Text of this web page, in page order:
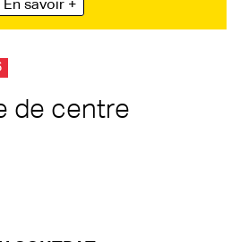
En savoir +
de centre